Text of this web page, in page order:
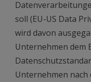
soll (EU-US Data
wird davon
Unternehmen dem
Unternehmen nach